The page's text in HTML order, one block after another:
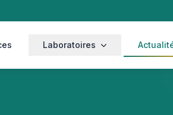
Laboratoires